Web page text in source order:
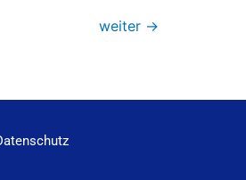
weiter →